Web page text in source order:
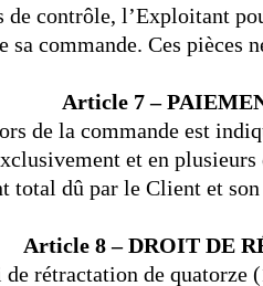
de contrôle, l’Exploitant
commande. Ces pièces
Article 7 –
de la commande est
et en
total dû par le Client et
Article 8 – DROIT DE
rétractation de quatorze